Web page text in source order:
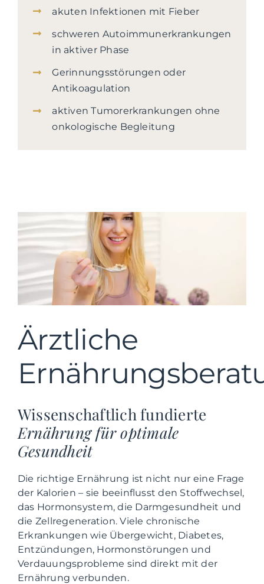
akuten Infektionen mit Fieber
schweren Autoimmunerkrankungen
in aktiver Phase
Gerinnungsstörungen oder
Antikoagulation
aktiven Tumorerkrankungen ohne
onkologische Begleitung
Ärztliche
Wissenschaftlich fundierte
Ernährung für optimale
Gesundheit
Die richtige Ernährung ist nicht nur eine Frage
der Kalorien – sie beeinflusst den Stoffwechsel,
das Hormonsystem, die Darmgesundheit und
die Zellregeneration. Viele chronische
Erkrankungen wie Übergewicht, Diabetes,
Entzündungen, Hormonstörungen und
Verdauungsprobleme sind direkt mit der
Ernährung verbunden.